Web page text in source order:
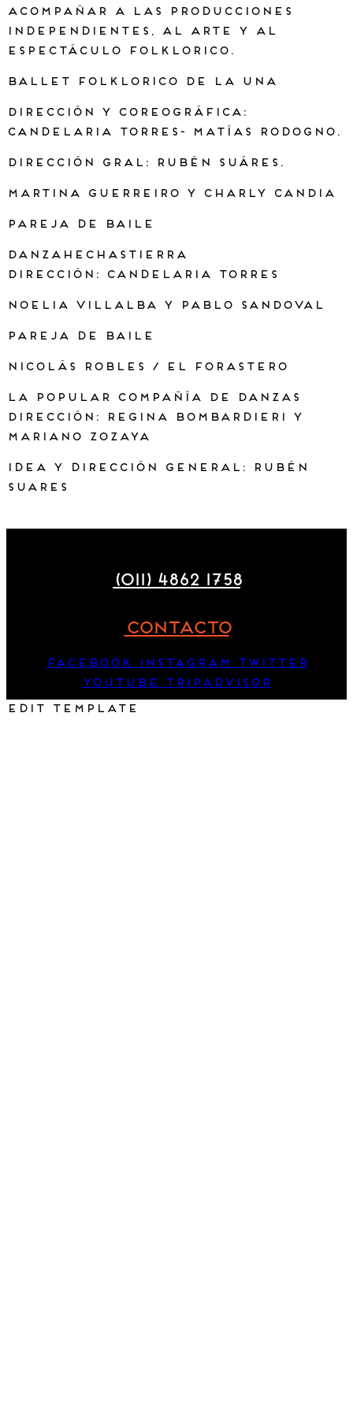
acompañar a las producciones
independientes, al arte y al
espectáculo Folklorico.
BALLET FOLKLORICO DE LA UNA
Dirección y coreográfica:
Candelaria Torres- Matías Rodogno.
Dirección Gral: Rubén Suáres.
MARTINA GUERREIRO Y CHARLY CANDIA
Pareja de Baile
DANZAhechasTIERRA
Dirección: Candelaria Torres
NOELIA VILLALBA Y PABLO SANDOVAL
Pareja de Baile
NICOLÁS ROBLES / El Forastero
LA POPULAR COMPAÑÍA DE DANZAS
Dirección: Regina Bombardieri y
Mariano Zozaya
Idea y dirección general: Rubén
Suares
(011) 4862 1758
CONTACTO
Facebook Instagram
Twitter
Youtube
Tripadvisor
Edit Template